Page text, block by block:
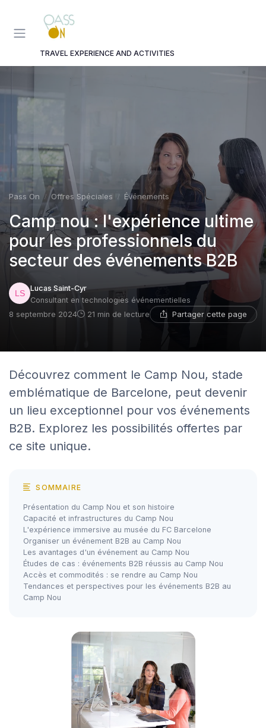
TRAVEL EXPERIENCE AND ACTIVITIES
Pass On Offres Spéciales Événements
Camp nou : l'expérience ultime
pour les professionnels du
secteur des événements B2B
Lucas Saint-Cyr
Consultant en technologies événementielles
8 septembre 2024
21 min de lecture Partager cette page
Découvrez comment le Camp Nou, stade
emblématique de Barcelone, peut devenir
un lieu exceptionnel pour vos événements
B2B. Explorez les possibilités offertes par
ce site unique.
SOMMAIRE
Présentation du Camp Nou et son histoire
Capacité et infrastructures du Camp Nou
L'expérience immersive au musée du FC Barcelone
Organiser un événement B2B au Camp Nou
Les avantages d'un événement au Camp Nou
Études de cas : événements B2B réussis au Camp Nou
Accès et commodités : se rendre au Camp Nou
Tendances et perspectives pour les événements B2B au
Camp Nou